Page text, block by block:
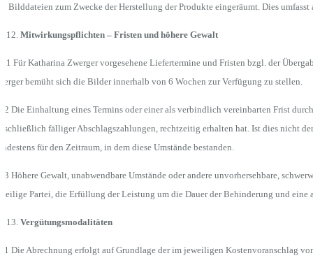
Bilddateien zum Zwecke der Herstellung der Produkte eingeräumt. Dies
Mitwirkungspflichten – Fristen und höhere Gewalt
Für Katharina Zwerger vorgesehene Liefertermine und Fristen bzgl. der
bemüht sich die Bilder innerhalb von 6 Wochen zur Verfügung zu stellen.
Die Einhaltung eines Termins oder einer als verbindlich vereinbarten Frist
fälliger Abschlagszahlungen, rechtzeitig erhalten hat. Ist dies nicht
für den Zeitraum, in dem diese Umstände bestanden.
Höhere Gewalt, unabwendbare Umstände oder andere unvorhersehbare,
Partei, die Erfüllung der Leistung um die Dauer der Behinderung und eine
Vergütungsmodalitäten
Die Abrechnung erfolgt auf Grundlage der im jeweiligen Kostenvoranschlag